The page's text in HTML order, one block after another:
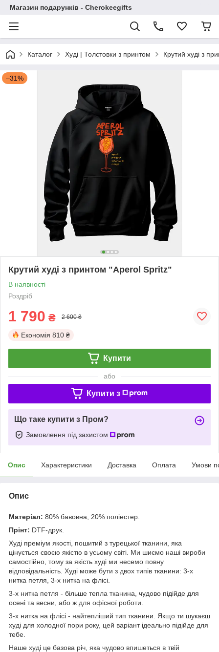
Магазин подарунків - Cherokeegifts
Каталог Худі | Толстовки з принтом Крутий худі з
–31%
Крутий худі з принтом "Aperol Spritz"
В наявності
Роздріб
1 790 ₴ 2 600 ₴
Економія 810 ₴
Купити
або
Купити з
Що таке купити з Пром?
Замовлення під захистом
Опис Характеристики Доставка Оплата Умови
Опис
Матеріал: 80% бавовна, 20% поліестер.
Прінт: DTF-друк.
Худі преміум якості, пошитий з турецької тканини, яка
цінується своєю якістю в усьому світі. Ми шиємо наші вироби
самостійно, тому за якість худі ми несемо повну
відповідальність. Худі може бути з двох типів тканини: 3-х
нитка петля, 3-х нитка на флісі.
3-х нитка петля - більше тепла тканина, чудово підійде для
осені та весни, або ж для офісної роботи.
3-х нитка на флісі - найтепліший тип тканини. Якщо ти шукаєш
худі для холодної пори року, цей варіант ідеально підійде для
тебе.
Наше худі це базова річ, яка чудово впишеться в твій